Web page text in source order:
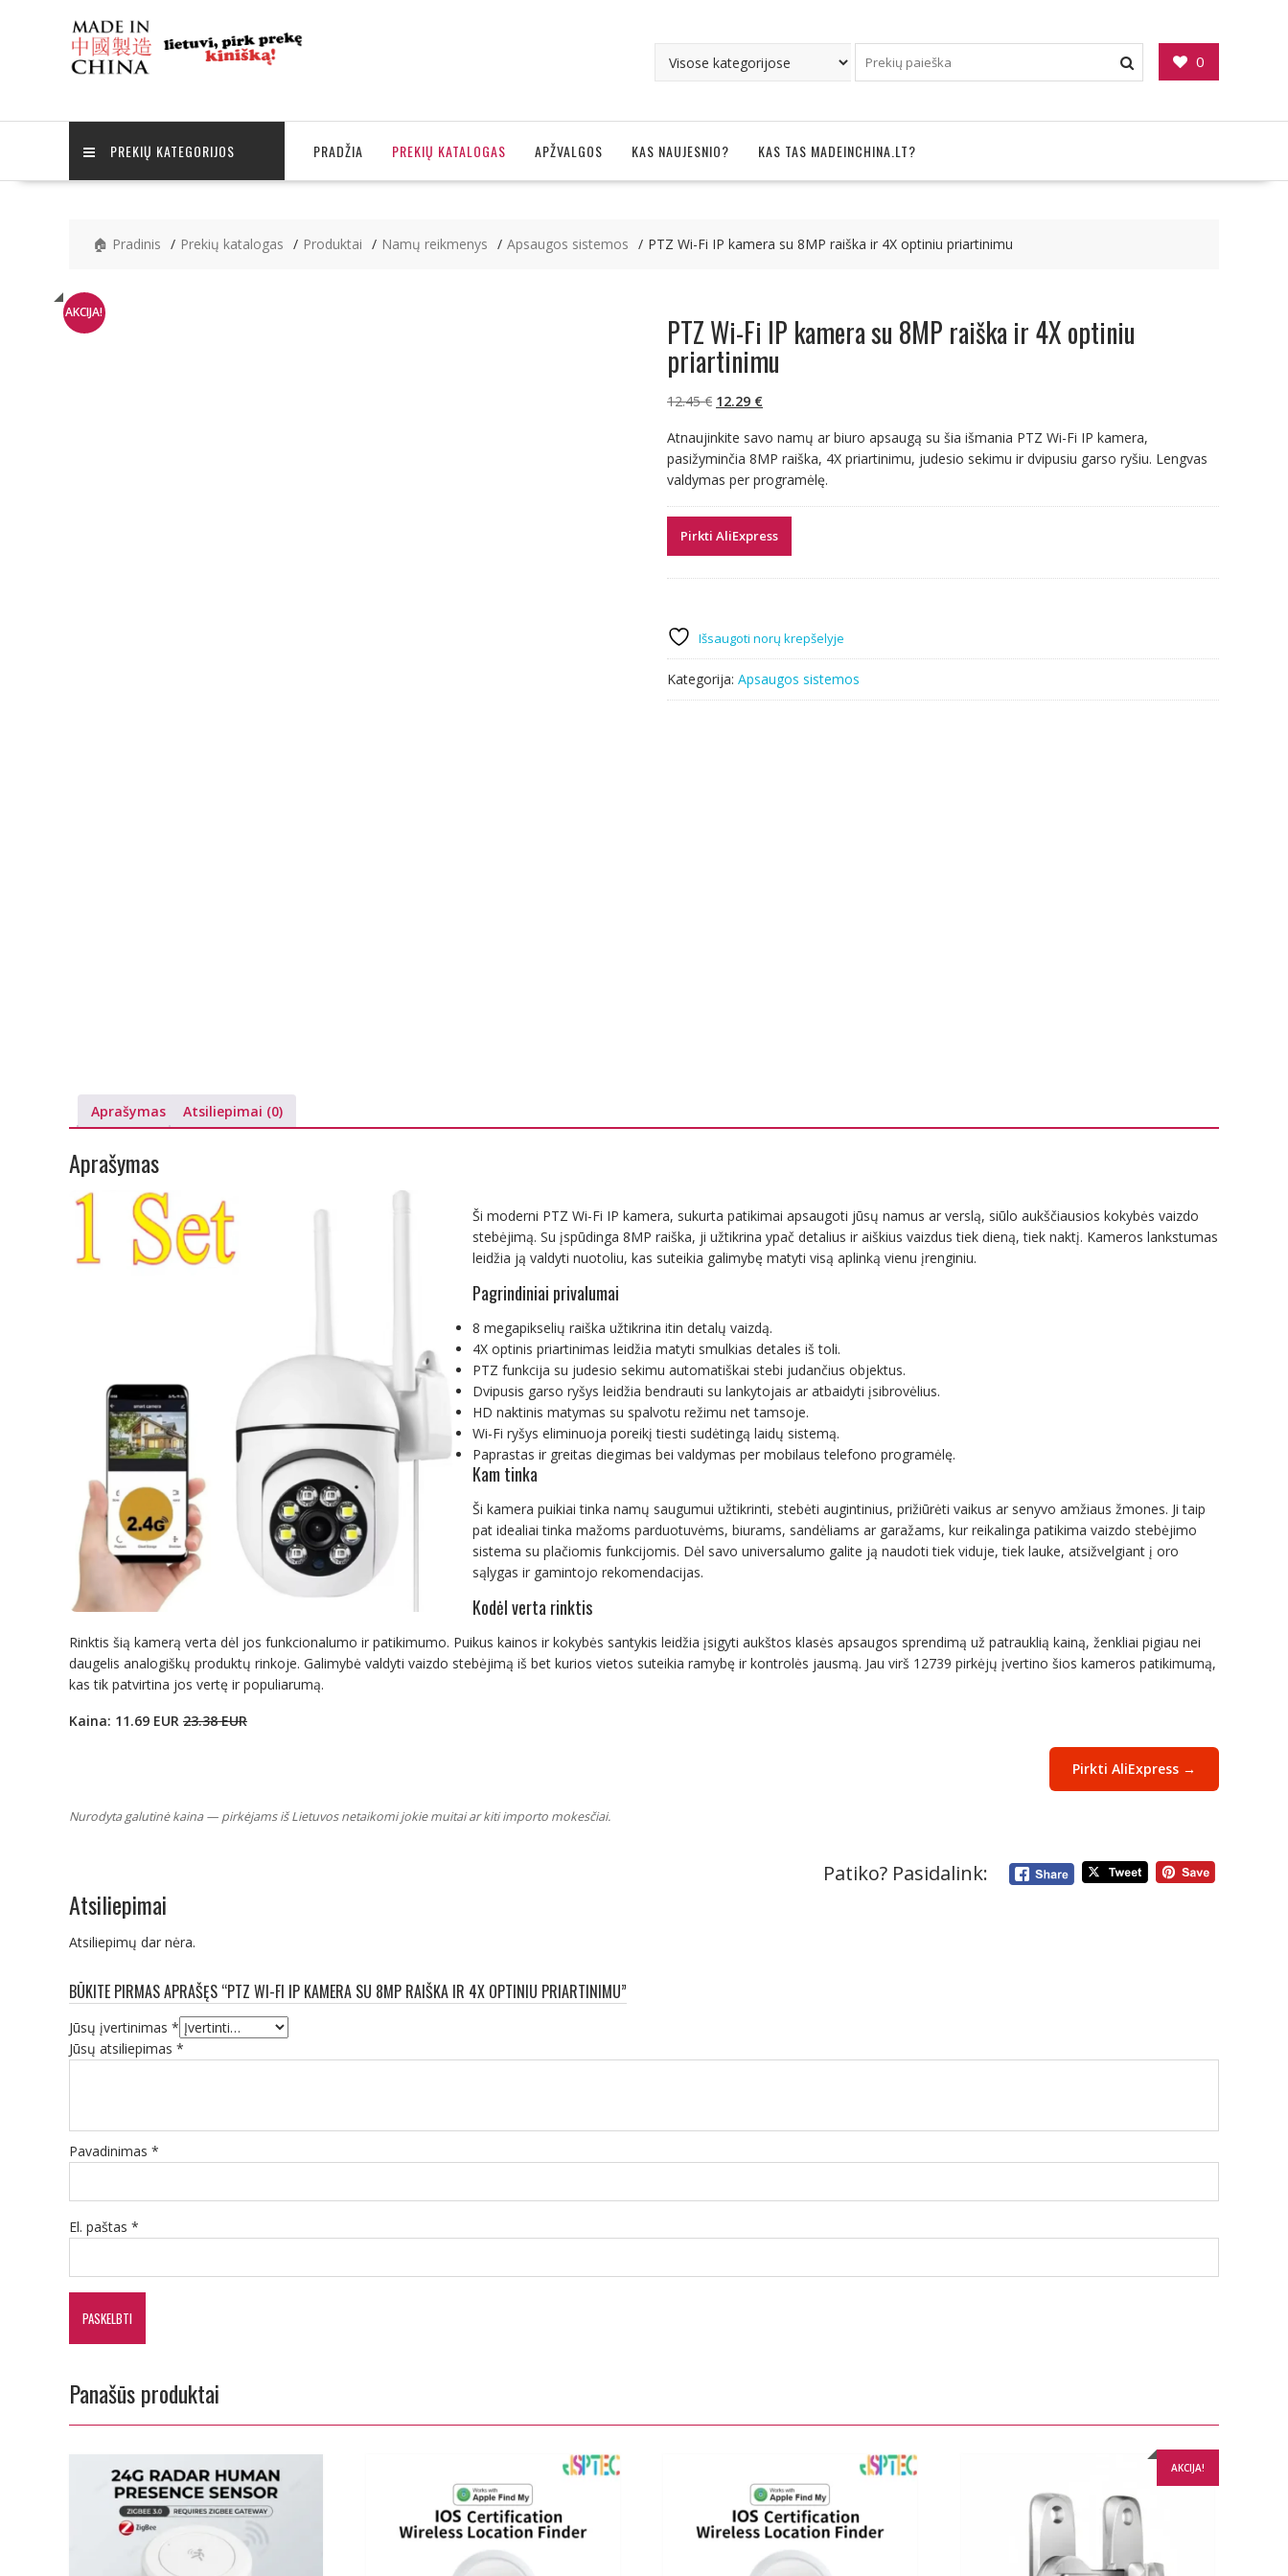
0
PREKIŲ KATEGORIJOS PRADŽIA PREKIŲ KATALOGAS APŽVALGOS KAS NAUJESNIO? KAS TAS MADEINCHINA.LT?
🏠 Pradinis Prekių katalogas Produktai Namų reikmenys Apsaugos sistemos PTZ Wi-Fi IP kamera su 8MP raiška ir 4X optiniu priartinimu
AKCIJA!
PTZ Wi-Fi IP kamera su 8MP raiška ir 4X optiniu
priartinimu
12.45€ Original
was:
12.45 €.
12.29 €Current
is:
12.29 €.
Atnaujinkite savo namų ar biuro apsaugą su šia išmania PTZ Wi-Fi IP kamera,
pasižyminčia 8MP raiška, 4X priartinimu, judesio sekimu ir dvipusiu garso ryšiu. Lengvas
valdymas per programėlę.
Pirkti AliExpress
Išsaugoti norų krepšelyje
Kategorija: Apsaugos sistemos
Aprašymas Atsiliepimai (0)
Aprašymas
Ši moderni PTZ Wi-Fi IP kamera, sukurta patikimai apsaugoti jūsų namus ar verslą, siūlo aukščiausios kokybės vaizdo
stebėjimą. Su įspūdinga 8MP raiška, ji užtikrina ypač detalius ir aiškius vaizdus tiek dieną, tiek naktį. Kameros lankstumas
leidžia ją valdyti nuotoliu, kas suteikia galimybę matyti visą aplinką vienu įrenginiu.
Pagrindiniai privalumai
8 megapikselių raiška užtikrina itin detalų vaizdą.
4X optinis priartinimas leidžia matyti smulkias detales iš toli.
PTZ funkcija su judesio sekimu automatiškai stebi judančius objektus.
Dvipusis garso ryšys leidžia bendrauti su lankytojais ar atbaidyti įsibrovėlius.
HD naktinis matymas su spalvotu režimu net tamsoje.
Wi-Fi ryšys eliminuoja poreikį tiesti sudėtingą laidų sistemą.
Paprastas ir greitas diegimas bei valdymas per mobilaus telefono programėlę.
Kam tinka
Ši kamera puikiai tinka namų saugumui užtikrinti, stebėti augintinius, prižiūrėti vaikus ar senyvo amžiaus žmones. Ji taip
pat idealiai tinka mažoms parduotuvėms, biurams, sandėliams ar garažams, kur reikalinga patikima vaizdo stebėjimo
sistema su plačiomis funkcijomis. Dėl savo universalumo galite ją naudoti tiek viduje, tiek lauke, atsižvelgiant į oro
sąlygas ir gamintojo rekomendacijas.
Kodėl verta rinktis
Rinktis šią kamerą verta dėl jos funkcionalumo ir patikimumo. Puikus kainos ir kokybės santykis leidžia įsigyti aukštos klasės apsaugos sprendimą už patrauklią kainą, ženkliai pigiau nei
daugelis analogiškų produktų rinkoje. Galimybė valdyti vaizdo stebėjimą iš bet kurios vietos suteikia ramybę ir kontrolės jausmą. Jau virš 12739 pirkėjų įvertino šios kameros patikimumą,
kas tik patvirtina jos vertę ir populiarumą.
Kaina: 11.69 EUR 23.38 EUR
Pirkti AliExpress →
Nurodyta galutinė kaina — pirkėjams iš Lietuvos netaikomi jokie muitai ar kiti importo mokesčiai.
Patiko? Pasidalink:
Atsiliepimai
Atsiliepimų dar nėra.
BŪKITE PIRMAS APRAŠĘS “PTZ WI-FI IP KAMERA SU 8MP RAIŠKA IR 4X OPTINIU PRIARTINIMU”
Jūsų įvertinimas *
Jūsų atsiliepimas *
Pavadinimas *
El. paštas *
Panašūs produktai
AKCIJA!